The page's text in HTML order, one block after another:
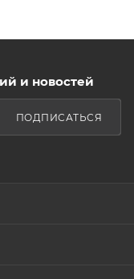
и новостей
ПОДПИСАТЬСЯ